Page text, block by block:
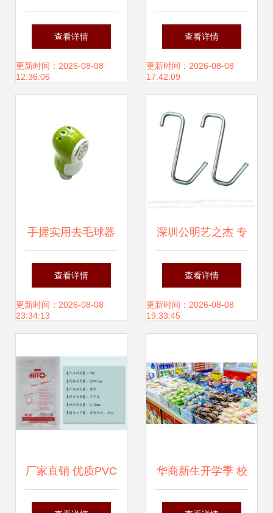
批发商行 您值得信
赖的日用百货供应
查看详情
更新时间：2026-08-08
12:36:06
展 日用百货产业的
创新与变革
查看详情
更新时间：2026-08-08
17:42:09
手握实用去毛球器
义乌百货中的新奇
特创意家居小商品
查看详情
更新时间：2026-08-08
23:34:13
深圳公明艺之杰 专
业弯管焊五金管类
不锈钢制品加工定
查看详情
更新时间：2026-08-08
19:33:45
厂家直销 优质PVC
不干胶自封袋，日
华商新生开学季 校
内超市一站式配齐